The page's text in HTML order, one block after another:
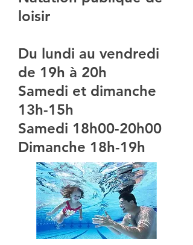
loisir
Du lundi au vendredi
de 19h à 20h
Samedi et dimanche
13h-15h
Samedi 18h00-20h00
Dimanche 18h-19h